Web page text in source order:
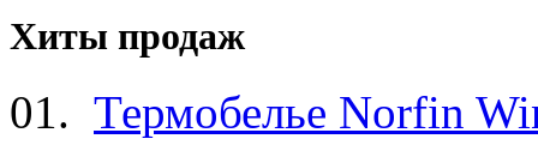
Хиты продаж
01. Термобелье Norfin